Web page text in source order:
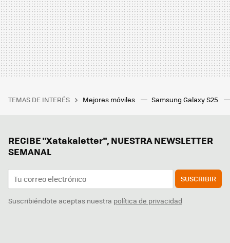
TEMAS DE INTERÉS Mejores móviles Samsung Galaxy S25
RECIBE "Xatakaletter", NUESTRA NEWSLETTER
SEMANAL
SUSCRIBIR
Suscribiéndote aceptas nuestra política de privacidad